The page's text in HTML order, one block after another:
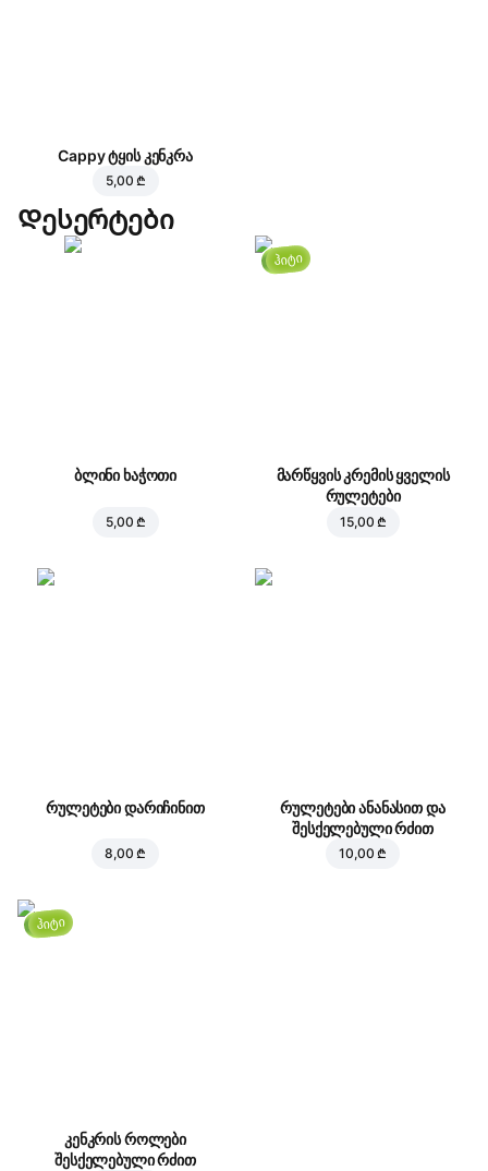
Cappy ტყის კენკრა
5,00 ₾
Დესერტები
ბლინი ხაჭოთი
5,00 ₾
ჰიტი
მარწყვის კრემის ყველის
რულეტები
15,00 ₾
რულეტები დარიჩინით
8,00 ₾
რულეტები ანანასით და
შესქელებული რძით
10,00 ₾
ჰიტი
კენკრის როლები
შესქელებული რძით